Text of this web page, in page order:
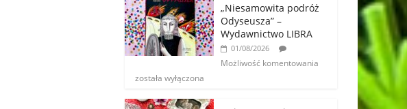
„Niesamowita podróż
Odyseusza” –
Wydawnictwo LIBRA
01/08/2026
Możliwość komentowania
została wyłączona